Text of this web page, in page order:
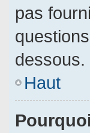
pas
dessous.
Haut